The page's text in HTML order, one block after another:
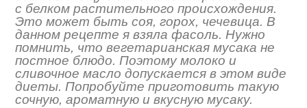
с белком растительного происхождения.
Это может быть соя, горох, чечевица. В
данном рецепте я взяла фасоль. Нужно
помнить, что вегетарианская мусака не
постное блюдо. Поэтому молоко и
сливочное масло допускается в этом виде
диеты. Попробуйте приготовить такую
сочную, ароматную и вкусную мусаку.